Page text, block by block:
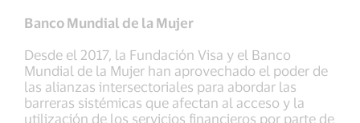
Banco Mundial de la Mujer
Desde el 2017, la Fundación Visa y el Banco
Mundial de la Mujer han aprovechado el poder de
las alianzas intersectoriales para abordar las
barreras sistémicas que afectan al acceso y la
utilización de los servicios financieros por parte de